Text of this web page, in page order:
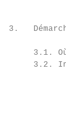
3.
3.1.
3.2.